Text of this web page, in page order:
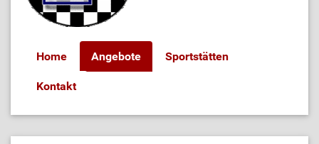
Home Angebote Sportstätten
Kontakt